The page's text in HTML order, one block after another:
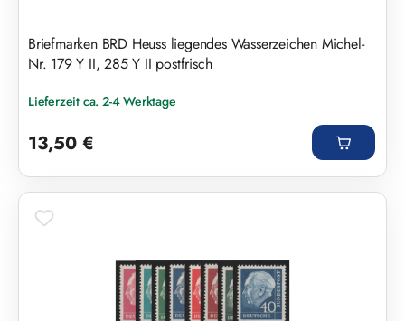
Briefmarken BRD Heuss liegendes Wasserzeichen Michel-
Nr. 179 Y II, 285 Y II postfrisch
Lieferzeit ca. 2-4 Werktage
13,50 €